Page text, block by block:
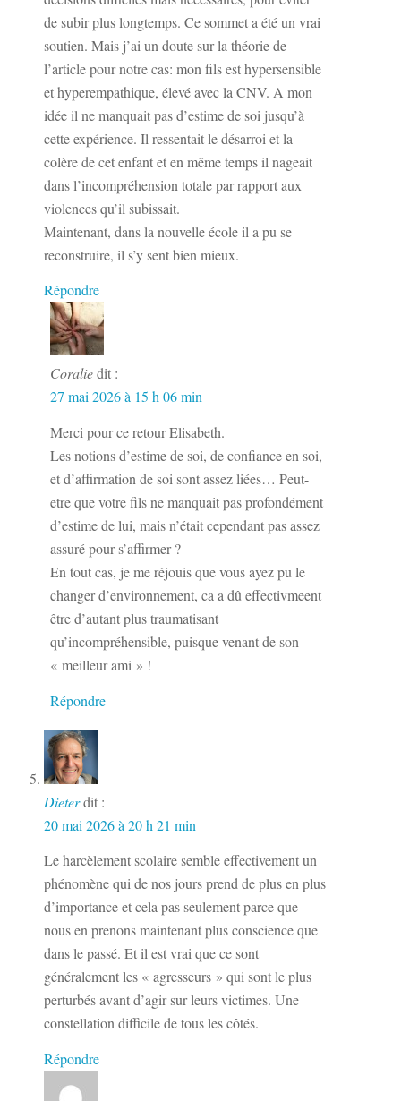
de subir plus longtemps. Ce sommet a été un vrai
soutien. Mais j’ai un doute sur la théorie de
l’article pour notre cas: mon fils est hypersensible
et hyperempathique, élevé avec la CNV. A mon
idée il ne manquait pas d’estime de soi jusqu’à
cette expérience. Il ressentait le désarroi et la
colère de cet enfant et en même temps il nageait
dans l’incompréhension totale par rapport aux
violences qu’il subissait.
Maintenant, dans la nouvelle école il a pu se
reconstruire, il s’y sent bien mieux.
Répondre
Coralie dit :
27 mai 2026 à 15 h 06 min
Merci pour ce retour Elisabeth.
Les notions d’estime de soi, de confiance en soi,
et d’affirmation de soi sont assez liées… Peut-
etre que votre fils ne manquait pas profondément
d’estime de lui, mais n’était cependant pas assez
assuré pour s’affirmer ?
En tout cas, je me réjouis que vous ayez pu le
changer d’environnement, ca a dû effectivmeent
être d’autant plus traumatisant
qu’incompréhensible, puisque venant de son
« meilleur ami » !
Répondre
Dieter dit :
20 mai 2026 à 20 h 21 min
Le harcèlement scolaire semble effectivement un
phénomène qui de nos jours prend de plus en plus
d’importance et cela pas seulement parce que
nous en prenons maintenant plus conscience que
dans le passé. Et il est vrai que ce sont
généralement les « agresseurs » qui sont le plus
perturbés avant d’agir sur leurs victimes. Une
constellation difficile de tous les côtés.
Répondre